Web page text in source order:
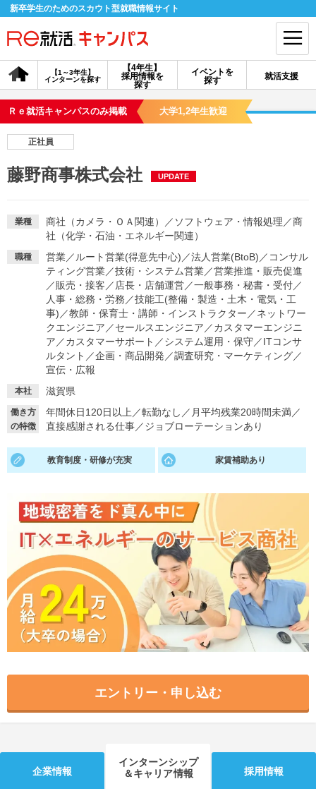
新卒学生のためのスカウト型就職情報サイト
【4年生】
採用情報を
探す
【1～3年生】
インターンを探す
イベントを
探す
就活支援
会員登録 ログイン
会員ID・パスワードを忘れた方はこちら
探す
イベントを探す スカウト お知らせ
就活ノウハウ・サポート
就活支援
就活ノウハウが満載！
就活コラム
お役立ち記事・相談室など
適職診断
あなたに合う仕事を診断！ 動画で対策講座をチェック
就活ニュースペーパー
就活時事ニュースを更新
よくある質問
不明点があればこちら
Ｒｅ就活キャンパスのみ掲載 大学1,2年生歓迎
正社員
藤野商事株式会社 UPDATE
業種 商社（カメラ・ＯＡ関連） ／ ソフトウェア・情報処理 ／商
社（化学・石油・エネルギー関連）
職種 営業／ ルート営業(得意先中心) ／法人営業(BtoB) ／ コンサル
ティング営業／技術・システム営業／営業推進・販売促進
／販売・接客 ／ 店長・店舗運営／一般事務・秘書・受付／
人事・総務・労務 ／技能工(整備・製造・土木・電気・工
事) ／教師・保育士・講師・インストラクター ／ネットワー
クエンジニア ／セールスエンジニア ／カスタマーエンジニ
ア ／カスタマーサポート ／システム運用・保守／ITコンサ
ルタント ／企画・商品開発 ／調査研究・マーケティング／
宣伝・広報
本社 滋賀県
働き方
の特徴
年間休日120日以上 ／転勤なし ／ 月平均残業20時間未満／
直接感謝される仕事／ジョブローテーションあり
教育制度・研修が充実 家賃補助あり
エントリー・申し込む
企業情報
インターンシップ
＆キャリア情報
採用情報